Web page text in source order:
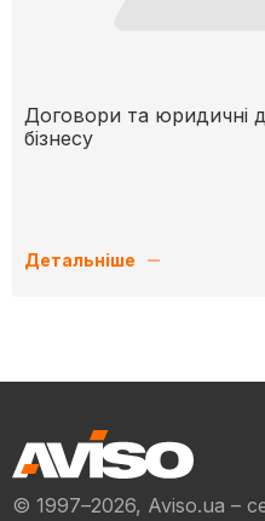
Договори та юридичні
бізнесу
Детальніше
© 1997–2026, Aviso.ua –